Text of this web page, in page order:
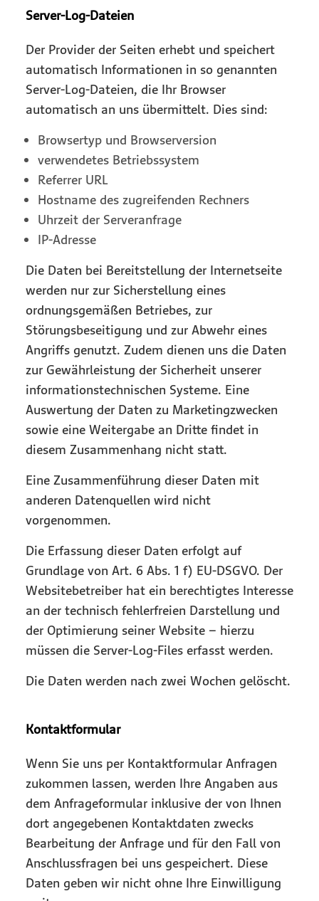
Server-Log-Dateien
Der Provider der Seiten erhebt und speichert
automatisch Informationen in so genannten
Server-Log-Dateien, die Ihr Browser
automatisch an uns übermittelt. Dies sind:
Browsertyp und Browserversion
verwendetes Betriebssystem
Referrer URL
Hostname des zugreifenden Rechners
Uhrzeit der Serveranfrage
IP-Adresse
Die Daten bei Bereitstellung der Internetseite
werden nur zur Sicherstellung eines
ordnungsgemäßen Betriebes, zur
Störungsbeseitigung und zur Abwehr eines
Angriffs genutzt. Zudem dienen uns die Daten
zur Gewährleistung der Sicherheit unserer
informationstechnischen Systeme. Eine
Auswertung der Daten zu Marketingzwecken
sowie eine Weitergabe an Dritte findet in
diesem Zusammenhang nicht statt.
Eine Zusammenführung dieser Daten mit
anderen Datenquellen wird nicht
vorgenommen.
Die Erfassung dieser Daten erfolgt auf
Grundlage von Art. 6 Abs. 1 f) EU-DSGVO. Der
Websitebetreiber hat ein berechtigtes Interesse
an der technisch fehlerfreien Darstellung und
der Optimierung seiner Website – hierzu
müssen die Server-Log-Files erfasst werden.
Die Daten werden nach zwei Wochen gelöscht.
Kontaktformular
Wenn Sie uns per Kontaktformular Anfragen
zukommen lassen, werden Ihre Angaben aus
dem Anfrageformular inklusive der von Ihnen
dort angegebenen Kontaktdaten zwecks
Bearbeitung der Anfrage und für den Fall von
Anschlussfragen bei uns gespeichert. Diese
Daten geben wir nicht ohne Ihre Einwilligung